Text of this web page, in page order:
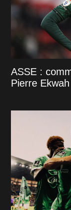
ASSE :
Pierre Ekwah